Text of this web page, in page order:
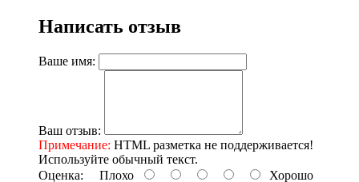
Написать отзыв
Ваше имя:
Ваш отзыв:
Примечание: HTML разметка не поддерживается!
Используйте обычный текст.
Оценка: Плохо Хорошо